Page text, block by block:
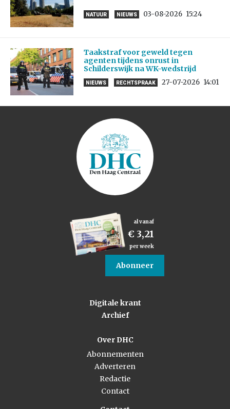
NATUUR NIEUWS 03-08-2026 15:24
Taakstraf voor geweld tegen
agenten tijdens onrust in
Schilderswijk na WK-wedstrijd
NIEUWS RECHTSPRAAK 27-07-2026 14:01
al vanaf
€ 3,21
per week
Abonneer
Digitale krant
Archief
Over DHC
Abonnementen
Adverteren
Redactie
Contact